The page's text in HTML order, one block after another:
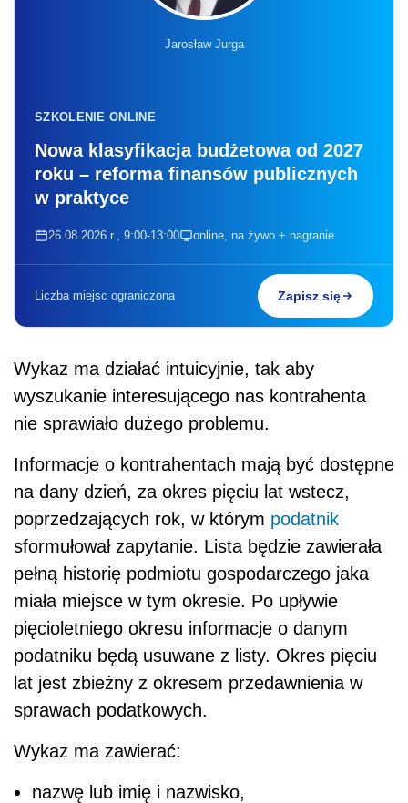
Jarosław Jurga
SZKOLENIE ONLINE
Nowa klasyfikacja budżetowa od 2027
roku – reforma finansów publicznych
w praktyce
26.08.2026 r., 9:00-13:00 online, na żywo + nagranie
Liczba miejsc ograniczona Zapisz się
Wykaz ma działać intuicyjnie, tak aby
wyszukanie interesującego nas kontrahenta
nie sprawiało dużego problemu.
Informacje o kontrahentach mają być dostępne
na dany dzień, za okres pięciu lat wstecz,
poprzedzających rok, w którym podatnik
sformułował zapytanie. Lista będzie zawierała
pełną historię podmiotu gospodarczego jaka
miała miejsce w tym okresie. Po upływie
pięcioletniego okresu informacje o danym
podatniku będą usuwane z listy. Okres pięciu
lat jest zbieżny z okresem przedawnienia w
sprawach podatkowych.
Wykaz ma zawierać:
nazwę lub imię i nazwisko,